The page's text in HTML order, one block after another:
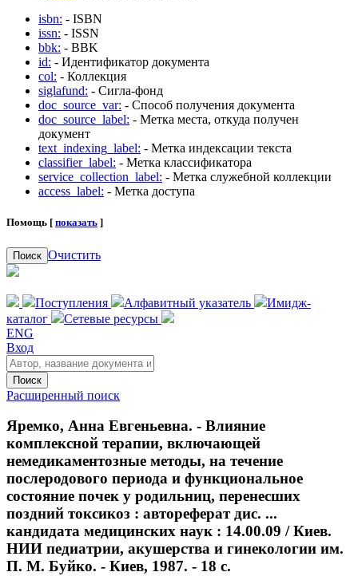
isbn: - ISBN
issn: - ISSN
bbk: - BBK
id: - Идентификатор документа
col: - Коллекция
siglafund: - Сигла-фонд
doc_source_var: - Способ получения документа
doc_source_label: - Метка места, откуда получен
документ
text_indexing_label: - Метка индексации текста
classifier_label: - Метка классификатора
service_collection_label: - Метка служебной коллекции
access_label: - Метка доступа
Помощь [ показать ]
Поиск Очистить
Поступления Алфавитный указатель
Имидж-
каталог
Сетевые ресурсы
ENG
Вход
Поиск
Расширенный поиск
Яремко, Анна Евгеньевна. - Влияние
комплексной терапии, включающей
немедикаментозные методы, на течение
послеродового периода и функциональное
состояние почек у родильниц, перенесших
поздний токсикоз : автореферат дис. ...
кандидата медицинских наук : 14.00.09 / Киев.
НИИ педиатрии, акушерства и гинекологии им.
П. М. Буйко. - Киев, 1987. - 18 с.